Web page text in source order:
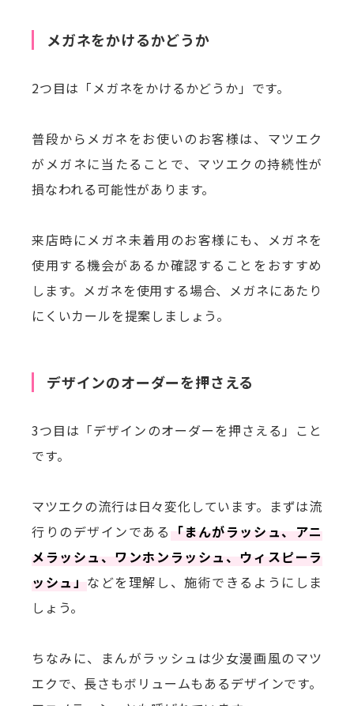
メガネをかけるかどうか
2つ目は「メガネをかけるかどうか」です。
普段からメガネをお使いのお客様は、マツエク
がメガネに当たることで、マツエクの持続性が
損なわれる可能性があります。
来店時にメガネ未着用のお客様にも、メガネを
使用する機会があるか確認することをおすすめ
します。メガネを使用する場合、メガネにあたり
にくいカールを提案しましょう。
デザインのオーダーを押さえる
3つ目は「デザインのオーダーを押さえる」こと
です。
マツエクの流行は日々変化しています。まずは流
行りのデザインである 「まんがラッシュ、アニ
メラッシュ、ワンホンラッシュ、ウィスピーラ
ッシュ」 などを理解し、施術できるようにしま
しょう。
ちなみに、まんがラッシュは少女漫画風のマツ
エクで、長さもボリュームもあるデザインです。